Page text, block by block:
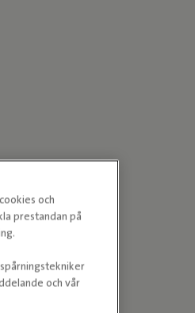
och
prestandan på
och vår